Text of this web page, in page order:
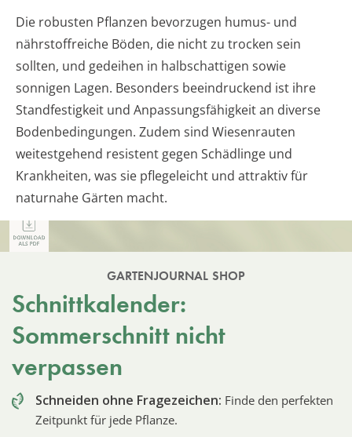
Die robusten Pflanzen bevorzugen humus- und
nährstoffreiche Böden, die nicht zu trocken sein
sollten, und gedeihen in halbschattigen sowie
sonnigen Lagen. Besonders beeindruckend ist ihre
Standfestigkeit und Anpassungsfähigkeit an diverse
Bodenbedingungen. Zudem sind Wiesenrauten
weitestgehend resistent gegen Schädlinge und
Krankheiten, was sie pflegeleicht und attraktiv für
naturnahe Gärten macht.
GARTENJOURNAL SHOP
Schnittkalender:
Sommerschnitt nicht
verpassen
Schneiden ohne Fragezeichen: Finde den perfekten
Zeitpunkt für jede Pflanze.